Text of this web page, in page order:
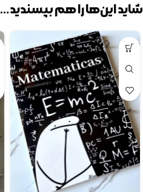
شاید این‌ها را هم بپسندید…